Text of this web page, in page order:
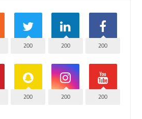
200
200
200
200
200
200